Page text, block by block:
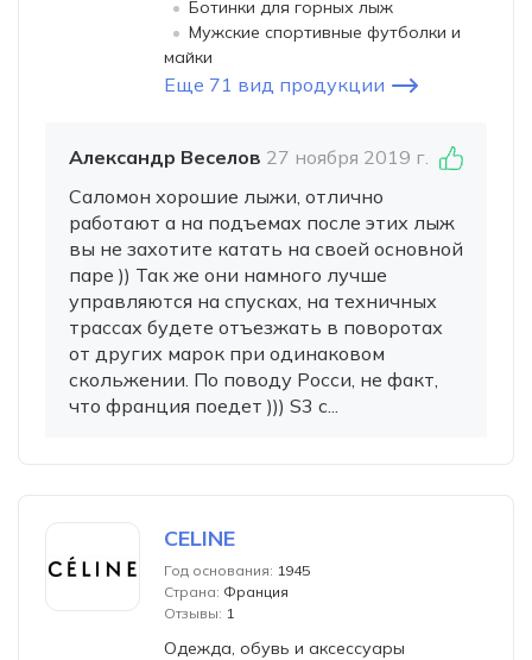
Ботинки для горных лыж
Мужские спортивные футболки и
майки
Еще 71 вид продукции
Александр Веселов 27 ноября 2019 г.
Саломон хорошие лыжи, отлично
работают а на подъемах после этих лыж
вы не захотите катать на своей основной
паре )) Так же они намного лучше
управляются на спусках, на техничных
трассах будете отъезжать в поворотах
от других марок при одинаковом
скольжении. По поводу Росси, не факт,
что франция поедет ))) S3 с...
CELINE
Год основания: 1945
Страна: Франция
Отзывы: 1
Одежда, обувь и аксессуары